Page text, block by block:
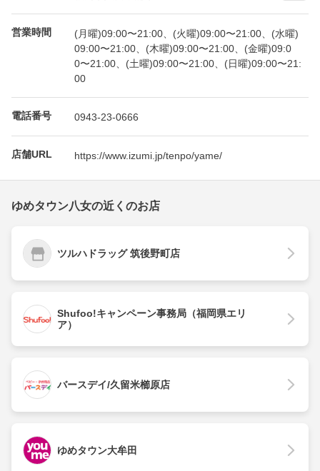
営業時間
(月曜)09:00〜21:00、(火曜)09:00〜21:00、(水曜)
09:00〜21:00、(木曜)09:00〜21:00、(金曜)09:0
0〜21:00、(土曜)09:00〜21:00、(日曜)09:00〜21:
00
電話番号 0943-23-0666
店舗URL https://www.izumi.jp/tenpo/yame/
ゆめタウン八女の近くのお店
ツルハドラッグ 筑後野町店
Shufoo!キャンペーン事務局（福岡県エリ
ア）
バースデイ/久留米櫛原店
ゆめタウン大牟田